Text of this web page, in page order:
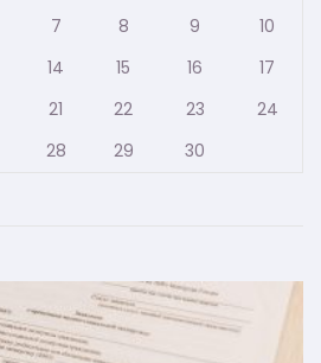
7 8 9
10
14 15 16
17
21 22 23
24
28 29 30